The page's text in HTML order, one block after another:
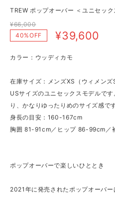
TREW ポップオーバー ＜ユニセッ
¥66,000
40%OFF
¥39,600
カラー：ウッディカモ
在庫サイズ：メンズXS（ウィメンズ
USサイズのユニセックスモデルで
り、かなりゆったりめのサイズ感です
身長の目安：160-167cm
胸囲 81-91cm／ヒップ 86-99cm／
ポップオーバーで楽しいひととき
2021年に発売されたポップオーバ